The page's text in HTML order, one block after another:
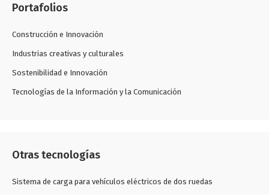
Portafolios
Construcción e Innovación
Industrias creativas y culturales
Sostenibilidad e Innovación
Tecnologías de la Información y la Comunicación
Otras tecnologías
Sistema de carga para vehículos eléctricos de dos ruedas